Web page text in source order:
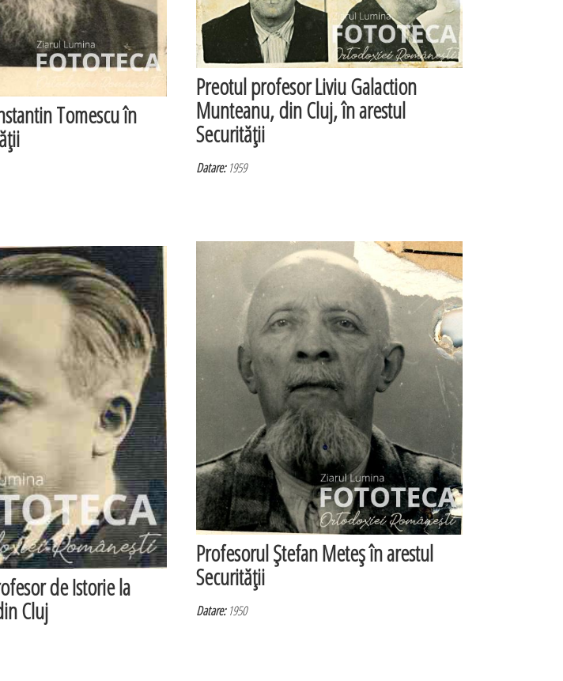
Tomescu în
Preotul profesor Liviu Galaction
Munteanu, din Cluj, în arestul
Securităţii
Datare:1959
Profesorul Ştefan Meteş în arestul
Securităţii
Datare:1950
de Istorie la
Cluj